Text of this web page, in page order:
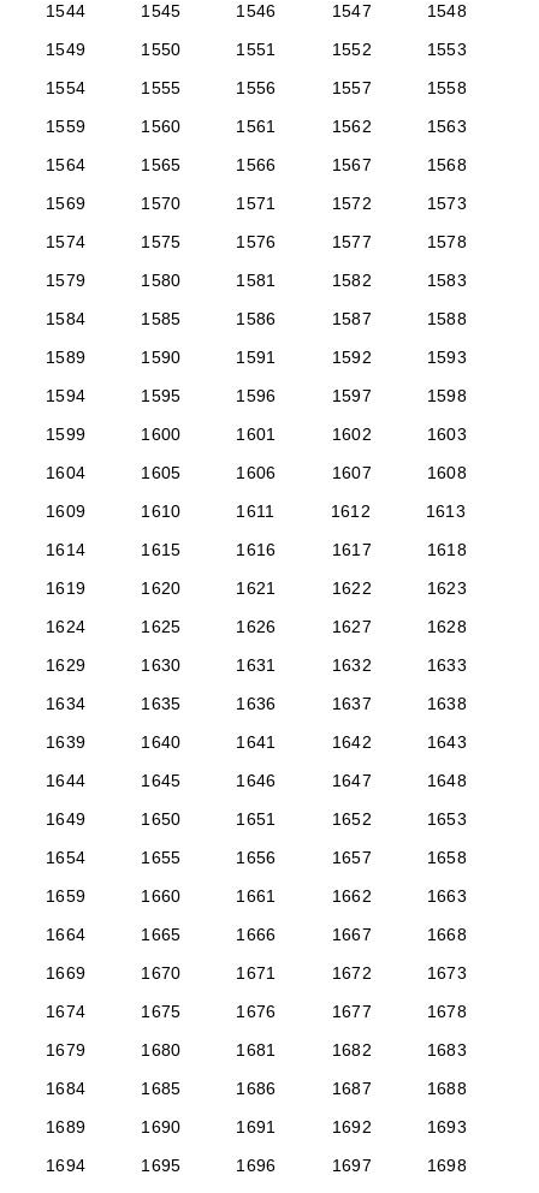
1544
1545 1546 1547
1548
1549
1550 1551 1552
1553
1554
1555 1556 1557
1558
1559
1560 1561 1562
1563
1564
1565 1566 1567
1568
1569
1570 1571 1572
1573
1574
1575 1576 1577
1578
1579
1580 1581 1582
1583
1584
1585 1586 1587
1588
1589
1590 1591 1592
1593
1594
1595 1596 1597
1598
1599
1600 1601 1602
1603
1604
1605 1606 1607
1608
1609
1610 1611 1612
1613
1614
1615 1616 1617
1618
1619
1620 1621 1622
1623
1624
1625 1626 1627
1628
1629
1630 1631 1632
1633
1634
1635 1636 1637
1638
1639
1640 1641 1642
1643
1644
1645 1646 1647
1648
1649
1650 1651 1652
1653
1654
1655 1656 1657
1658
1659
1660 1661 1662
1663
1664
1665 1666 1667
1668
1669
1670 1671 1672
1673
1674
1675 1676 1677
1678
1679
1680 1681 1682
1683
1684
1685 1686 1687
1688
1689
1690 1691 1692
1693
1694
1695 1696 1697
1698